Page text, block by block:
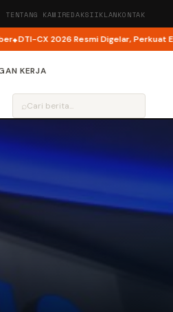
TENTANG KAMIREDAKSIIKLANKONTAK
CX 2026 Resmi Digelar, Perkuat
KERJA
⌕